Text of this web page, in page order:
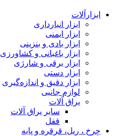
ابزارآلات
ابزار انبارداری
ابزار ایمنی
ابزار بادی و بنزینی
ابزار باغبانی و کشاورزی
ابزار برقی و شارژی
ابزار دستی
ابزار دقیق و اندازه‌گیری
لوازم جانبی
یراق آلات
سایر یراق آلات
قفل
چرخ ، ریل، قرقره و پایه